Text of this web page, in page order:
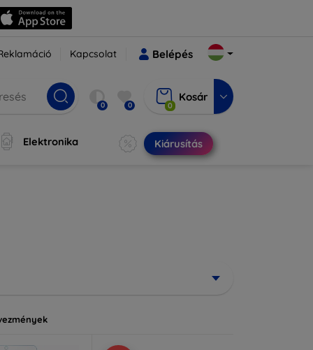
Kapcsolat Belépés
0 0 0
Kosár
Elektronika Kiárusítás